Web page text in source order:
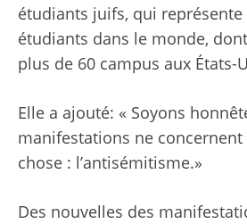
étudiants juifs, qui représente
étudiants dans le monde,
plus de 60 campus aux États-
Elle a ajouté: « Soyons
manifestations ne concernent
chose : l’antisémitisme.»
Des nouvelles des